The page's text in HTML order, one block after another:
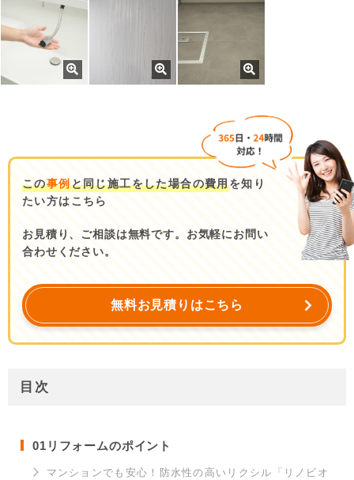
この事例と同じ施工をした場合の費用を知り
たい方はこちら
お見積り、ご相談は無料です。お気軽にお問い
合わせください。
無料お見積りはこちら
目次
01 リフォームのポイント
マンションでも安心！防水性の高いリクシル「リノビオ